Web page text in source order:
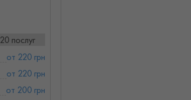
20 послуг
от 220 грн
от 220 грн
от 200 грн